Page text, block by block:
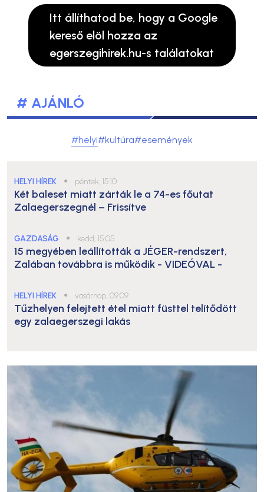
Itt állíthatod be, hogy a Google
kereső elöl hozza az
egerszegihirek.hu-s találatokat
# AJÁNLÓ
#helyi#kultúra#események
HELYI HÍREK ● péntek, 15:10
Két baleset miatt zárták le a 74-es főutat
Zalaegerszegnél – Frissítve
GAZDASÁG ● kedd, 15:05
15 megyében leállították a JÉGER-rendszert,
Zalában továbbra is működik - VIDEÓVAL -
HELYI HÍREK ● vasárnap, 09:09
Tűzhelyen felejtett étel miatt füsttel telítődött
egy zalaegerszegi lakás